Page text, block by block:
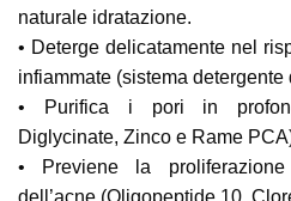
naturale idratazione.
• Deterge delicatamente nel
infiammate (sistema detergente
• Purifica i pori in
Diglycinate, Zinco e Rame
• Previene la
dell’acne (Oligopeptide 10,